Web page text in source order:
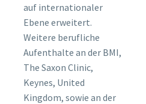
auf internationaler
Ebene erweitert.
Weitere berufliche
Aufenthalte an der BMI,
The Saxon Clinic,
Keynes, United
Kingdom, sowie an der